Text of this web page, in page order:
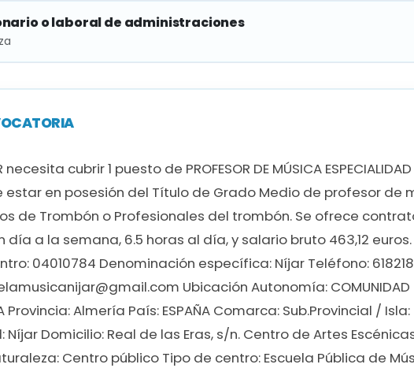
o laboral de administraciones
cubrir 1 puesto de PROFESOR DE MÚSICA ESPECIALIDAD
estar en posesión del Título de Grado Medio de profesor de
de Trombón o Profesionales del trombón. Se ofrece
a la semana, 6.5 horas al día, y salario bruto 463,12
04010784 Denominación específica: Níjar Teléfono:
Ubicación Autonomía: COMUNIDAD
Provincia: Almería País: ESPAÑA Comarca: Sub.Provincial / Isla:
Níjar Domicilio: Real de las Eras, s/n. Centro de Artes
Centro público Tipo de centro: Escuela Pública de